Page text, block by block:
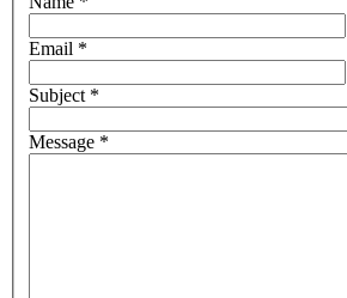
Email *
Subject *
Message *